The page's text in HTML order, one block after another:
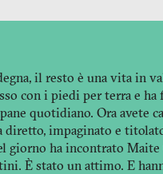
il resto è una vita in
con i piedi per terra e ha
quotidiano. Ora avete
diretto, impaginato e
giorno ha incontrato Maite
È stato un attimo. E